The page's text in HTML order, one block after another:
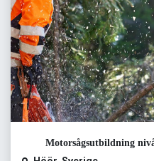
Motorsågsutbildning